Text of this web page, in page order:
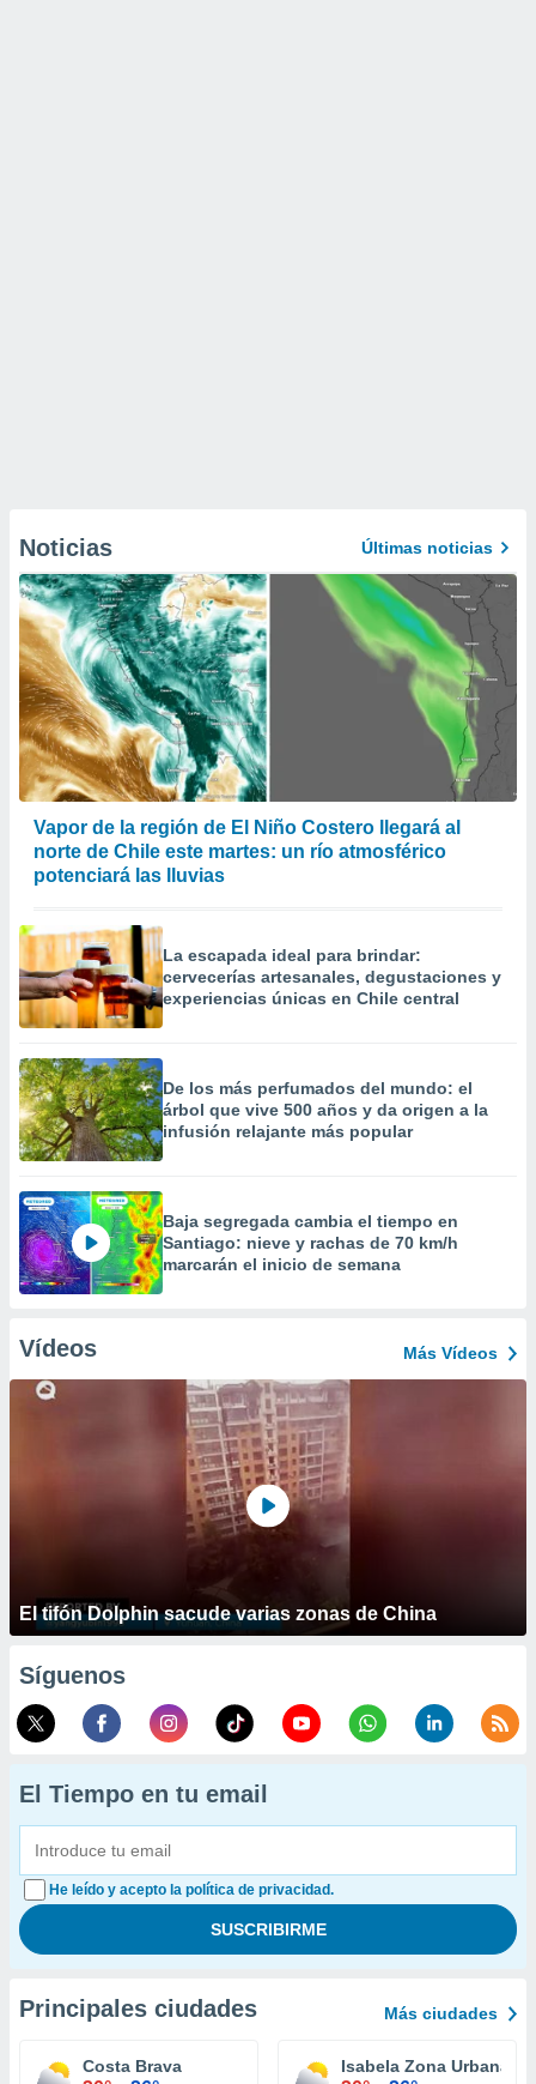
Noticias Últimas noticias
Vapor de la región de El Niño Costero llegará al
norte de Chile este martes: un río atmosférico
potenciará las lluvias
La escapada ideal para brindar:
cervecerías artesanales, degustaciones y
experiencias únicas en Chile central
De los más perfumados del mundo: el
árbol que vive 500 años y da origen a la
infusión relajante más popular
Baja segregada cambia el tiempo en
Santiago: nieve y rachas de 70 km/h
marcarán el inicio de semana
Vídeos Más Vídeos
El tifón Dolphin sacude varias zonas de China
Síguenos
El Tiempo en tu email
He leído y acepto la política de privacidad.
Principales ciudades Más ciudades
Costa Brava Isabela Zona Urbana